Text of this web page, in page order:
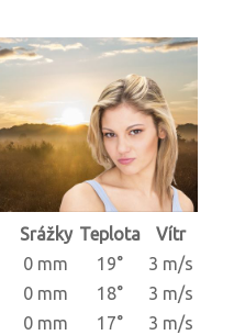
Srážky Teplota
Vítr
0 mm 19°
3 m/s
0 mm 18°
3 m/s
0 mm 17°
3 m/s